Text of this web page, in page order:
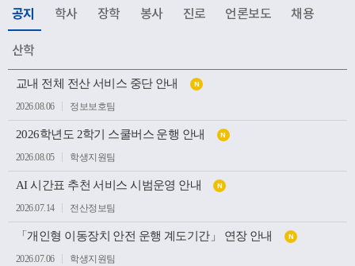
간직한 공간부터 미래 산업 인재 양성을 위한 교육시설까
지 폭넓게 방문하며 우리 대학의 교육환경과 발전상을 확
인했다.이번 방문은 사랑과 봉사의 교육이념을 바탕으로
인재를 양성해 온 우리 대학의 교육 방향을 공유하고, 교구
와 대학이 미래 발전을 위해 지속적으로 협력하는 뜻깊은
계기가 되었다.
공지 학사 장학 봉사 진로 언론보도 채용
산학
지
식
목
록
교내 전체 전산 서비스 중단 안내 N
2026.08.06 정보보호팀
2026학년도 2학기 스쿨버스 운행 안내 N
2026.08.05 학생지원팀
AI 시간표 추천 서비스 시범운영 안내 N
2026.07.14 전산정보팀
「개인형 이동장치 안전 운행 계도기간」 연장 안내 N
2026.07.06 학생지원팀